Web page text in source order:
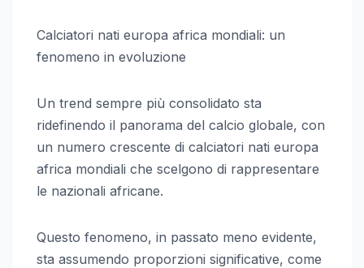
Calciatori nati europa africa mondiali: un
fenomeno in evoluzione
Un trend sempre più consolidato sta
ridefinendo il panorama del calcio globale, con
un numero crescente di calciatori nati europa
africa mondiali che scelgono di rappresentare
le nazionali africane.
Questo fenomeno, in passato meno evidente,
sta assumendo proporzioni significative, come